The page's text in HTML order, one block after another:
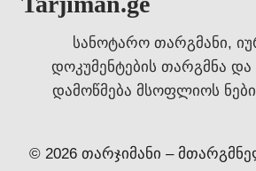
სანოტარო თარგმანი,
დოკუმენტების თარგმნა
დამოწმება მსოფლიოს
© 2026 თარჯიმანი –